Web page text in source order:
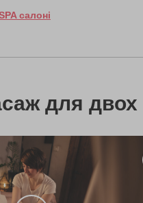
салоні
для двох